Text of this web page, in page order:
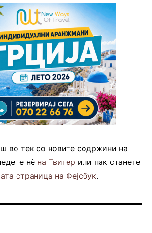
во тек со новите содржини на
нè на Твитер или пак станете
страница на Фејсбук.